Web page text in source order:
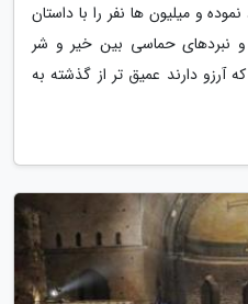
و میلیون ها نفر را با داستان
حماسی بین خیر و شر
آرزو دارند عمیق تر از گذشته به